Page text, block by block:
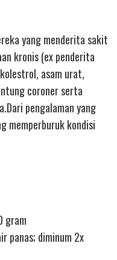
yang menderita sakit
kronis (ex penderita
asam urat,
coroner serta
pengalaman yang
memperburuk kondisi
gram
panas; diminum 2x